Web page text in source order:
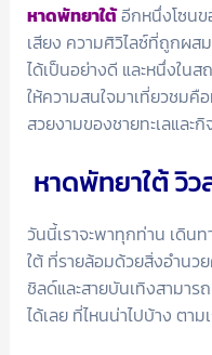
หาดพัทยาใต้อีกหนึ่งโซนข
เสียง ความศิวิไลซ์ที่ถูกผส
ได้เป็นอย่างดี และหนึ่งใน
ให้ความสนใจมาเที่ยวชม
สวยงามของชายทะเลและ
หาดพัทยาใต้ วิ
วันนี้เราจะพาทุกท่าน เดิ
ใต้ ที่รายล้อมด้วยสิ่งอำนว
ชิลด์และสายบันเทิงสามา
ได้เลย ที่ไหนน่าไปบ้าง ตา